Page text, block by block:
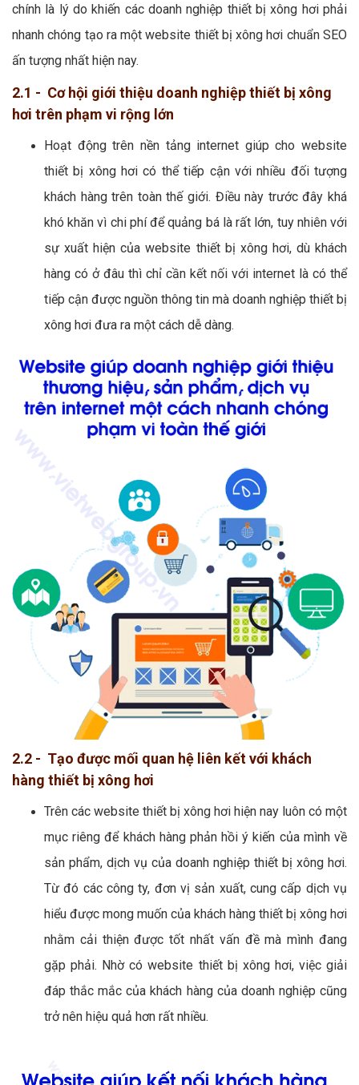
chính là lý do khiến các doanh nghiệp thiết bị xông hơi phải
nhanh chóng tạo ra một website thiết bị xông hơi chuẩn SEO
ấn tượng nhất hiện nay.
2.1 - Cơ hội giới thiệu doanh nghiệp thiết bị xông
hơi trên phạm vi rộng lớn
Hoạt động trên nền tảng internet giúp cho website
thiết bị xông hơi có thể tiếp cận với nhiều đối tượng
khách hàng trên toàn thế giới. Điều này trước đây khá
khó khăn vì chi phí để quảng bá là rất lớn, tuy nhiên với
sự xuất hiện của website thiết bị xông hơi, dù khách
hàng có ở đâu thì chỉ cần kết nối với internet là có thể
tiếp cận được nguồn thông tin mà doanh nghiệp thiết bị
xông hơi đưa ra một cách dễ dàng.
2.2 - Tạo được mối quan hệ liên kết với khách
hàng thiết bị xông hơi
Trên các website thiết bị xông hơi hiện nay luôn có một
mục riêng để khách hàng phản hồi ý kiến của mình về
sản phẩm, dịch vụ của doanh nghiệp thiết bị xông hơi.
Từ đó các công ty, đơn vị sản xuất, cung cấp dịch vụ
hiểu được mong muốn của khách hàng thiết bị xông hơi
nhằm cải thiện được tốt nhất vấn đề mà mình đang
gặp phải. Nhờ có website thiết bị xông hơi, việc giải
đáp thắc mắc của khách hàng của doanh nghiệp cũng
trở nên hiệu quả hơn rất nhiều.